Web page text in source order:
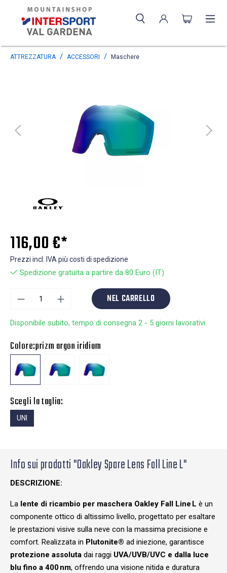
ATTREZZATURA ACCESSORI Maschere
116,00 €*
Prezzi incl. IVA più costi di spedizione
Spedizione gratuita a partire da 80 Euro (IT)
NEL CARRELLO
Disponibile subito, tempo di consegna 2 - 5 giorni lavorativi
Colore:prizm argon iridium
Scegli la taglia:
UNI
Info sui prodotti "Oakley Spare Lens Fall Line L"
DESCRIZIONE:
La lente di ricambio per maschera Oakley Fall Line L è un
componente ottico di altissimo livello, progettato per esaltare
le prestazioni visive sulla neve con la massima precisione e
comfort. Realizzata in Plutonite® ad iniezione, garantisce
protezione assoluta dai raggi UVA/UVB/UVC e dalla luce
blu fino a 400 nm, offrendo una visione nitida e duratura